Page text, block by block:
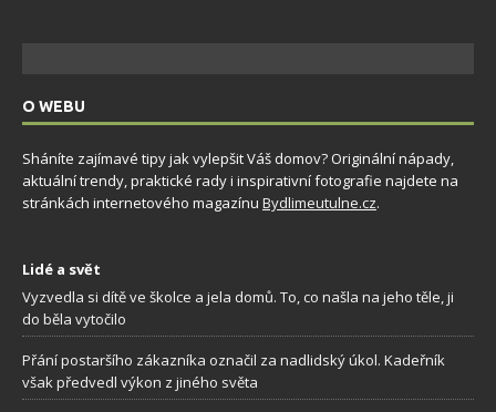
O WEBU
Sháníte zajímavé tipy jak vylepšit Váš domov? Originální nápady,
aktuální trendy, praktické rady i inspirativní fotografie najdete na
stránkách internetového magazínu Bydlimeutulne.cz.
Lidé a svět
Vyzvedla si dítě ve školce a jela domů. To, co našla na jeho těle, ji
do běla vytočilo
Přání postaršího zákazníka označil za nadlidský úkol. Kadeřník
však předvedl výkon z jiného světa